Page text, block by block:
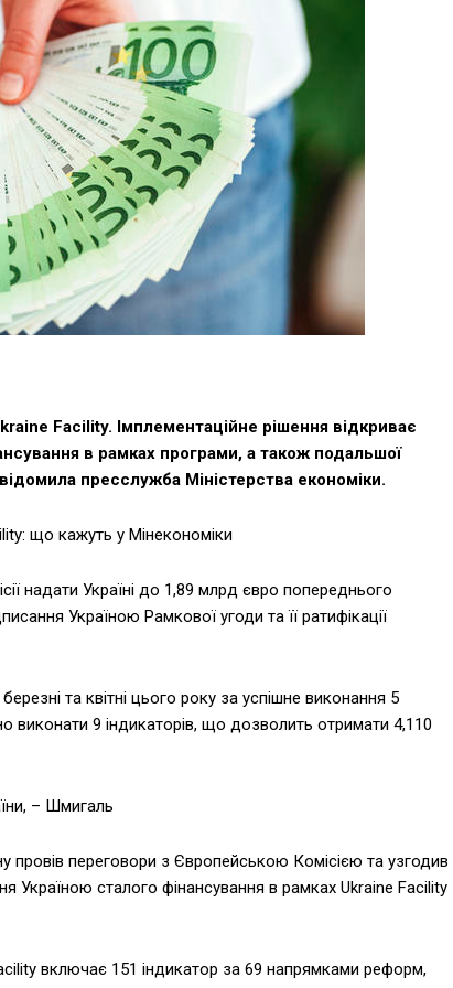
Facility. Імплементаційне рішення відкриває
в рамках програми, а також подальшої
пресслужба Міністерства економіки.
що кажуть у Мінекономіки
надати Україні до 1,89 млрд євро попереднього
Україною Рамкової угоди та її ратифікації
та квітні цього року за успішне виконання 5
виконати 9 індикаторів, що дозволить отримати 4,110
– Шмигаль
провів переговори з Європейською Комісією та узгодив
сталого фінансування в рамках Ukraine Facility
включає 151 індикатор за 69 напрямками реформ,